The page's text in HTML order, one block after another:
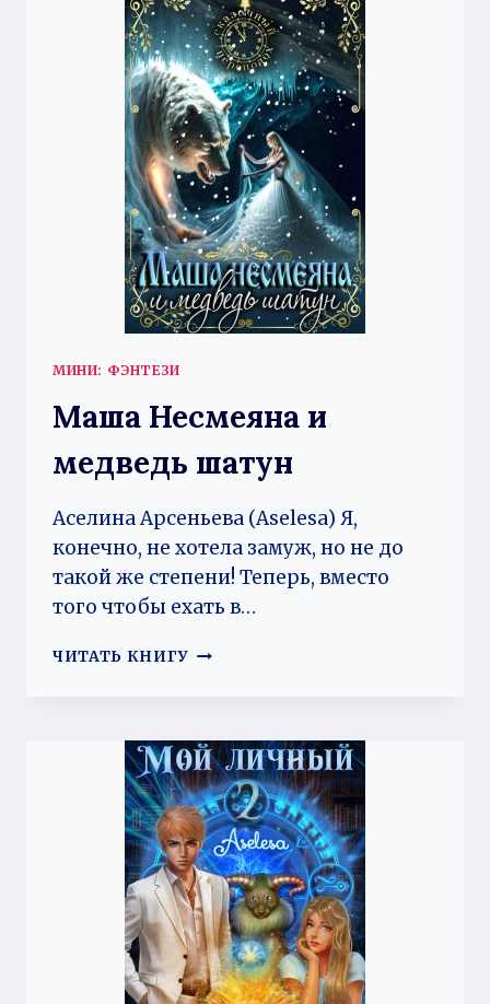
УКРАЛ
МОИ
ДЫНЬКИ
МИНИ: ФЭНТЕЗИ
Маша Несмеяна и
медведь шатун
Аселина Арсеньева (Aselesa) Я,
конечно, не хотела замуж, но не до
такой же степени! Теперь, вместо
того чтобы ехать в…
ЧИТАТЬ КНИГУ МАША
ШАТУН